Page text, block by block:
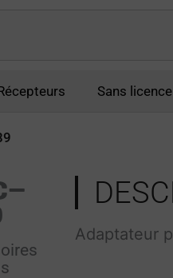
Sans licence
Adaptateur